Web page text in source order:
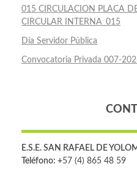
015 CIRCULACION PLACA
CIRCULAR INTERNA_015
Día Servidor Pública
Convocatoria Privada 007-
E.S.E. SAN RAFAEL DE
Teléfono: +57 (4) 865 48 59